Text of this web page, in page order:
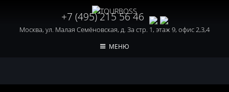
+7 (495) 215 56 46
Москва, ул. Малая Семёновская, д. 3а стр. 1, этаж 9, офис 2,3,4
МЕНЮ